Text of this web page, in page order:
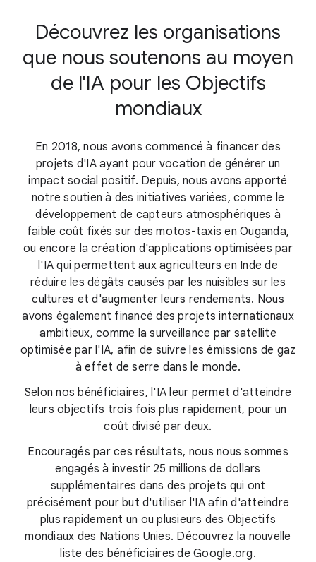
Découvrez les organisations
que nous soutenons au moyen
de l'IA pour les Objectifs
mondiaux
En 2018, nous avons commencé à financer des
projets d'IA ayant pour vocation de générer un
impact social positif. Depuis, nous avons apporté
notre soutien à des initiatives variées, comme le
développement de capteurs atmosphériques à
faible coût fixés sur des motos-taxis en Ouganda,
ou encore la création d'applications optimisées par
l'IA qui permettent aux agriculteurs en Inde de
réduire les dégâts causés par les nuisibles sur les
cultures et d'augmenter leurs rendements. Nous
avons également financé des projets internationaux
ambitieux, comme la surveillance par satellite
optimisée par l'IA, afin de suivre les émissions de gaz
à effet de serre dans le monde.
Selon nos bénéficiaires, l'IA leur permet d'atteindre
leurs objectifs trois fois plus rapidement, pour un
coût divisé par deux.
Encouragés par ces résultats, nous nous sommes
engagés à investir 25 millions de dollars
supplémentaires dans des projets qui ont
précisément pour but d'utiliser l'IA afin d'atteindre
plus rapidement un ou plusieurs des Objectifs
mondiaux des Nations Unies. Découvrez la nouvelle
liste des bénéficiaires de Google.org.